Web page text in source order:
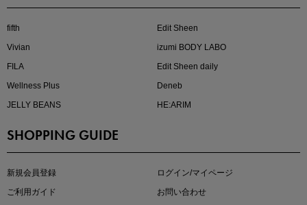
fifth
Edit Sheen
Vivian
izumi BODY LABO
FILA
Edit Sheen daily
Wellness Plus
Deneb
JELLY BEANS
HE:ARIM
SHOPPING GUIDE
新規会員登録
ログイン/マイページ
ご利用ガイド
お問い合わせ